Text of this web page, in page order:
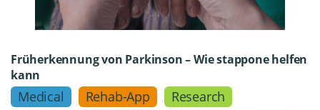
Früherkennung von Parkinson – Wie stappone helfen
kann
Medical Rehab-App Research